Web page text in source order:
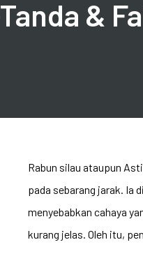
&
Rabun silau ataupun
pada sebarang jarak. Ia
menyebabkan cahaya
kurang jelas. Oleh itu,